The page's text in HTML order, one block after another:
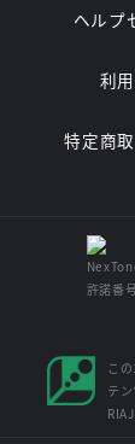
ヘルプ
利
特定商
こ
テ